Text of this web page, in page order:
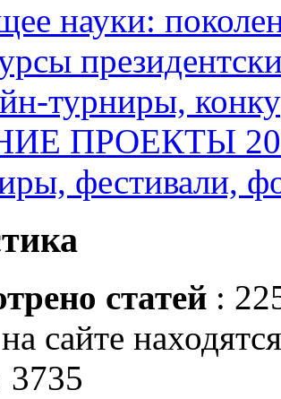
науки:
турниры,
ПРОЕКТЫ
фестивали,
статей :
сайте
3735